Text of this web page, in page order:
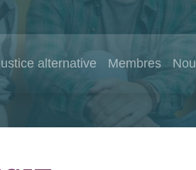
alternative Membres